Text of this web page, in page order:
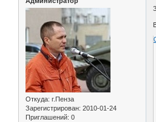
Откуда: г.Пенза
Зарегистрирован: 2010-01-24
Приглашений: 0